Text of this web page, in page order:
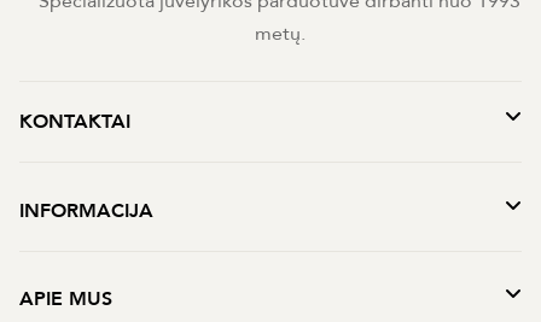
metų.
KONTAKTAI
INFORMACIJA
APIE MUS